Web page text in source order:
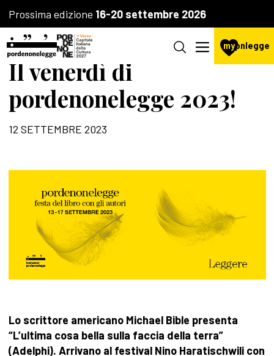
Prossima edizione 16-20 settembre 2026
mypnlegge
Il venerdì di
pordenonelegge 2023!
12 SETTEMBRE 2023
Lo scrittore americano Michael Bible presenta
“L’ultima cosa bella sulla faccia della terra”
(Adelphi). Arrivano al festival Nino Haratischwili con